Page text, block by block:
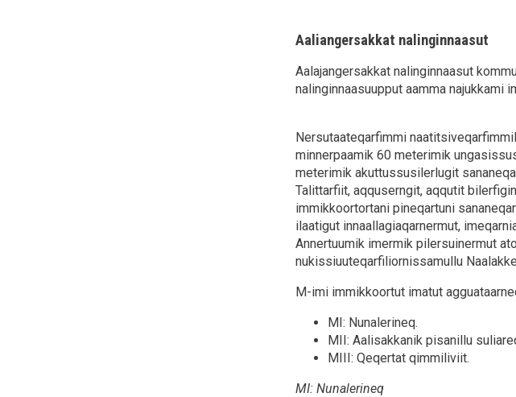
Aaliangersakkat nalinginnaasut
Aalajangersakkat nalinginnaasut
nalinginnaasuupput aamma
Nersutaateqarfimmi
minnerpaamik 60 meterimik
meterimik akuttussusilerlugit
Talittarfiit, aqquserngit, aqqutit
immikkoortortani pineqartuni
ilaatigut innaallagiaqarnermut,
Annertuumik imermik pilersuinermut
nukissiuuteqarfiliornissamullu
M-imi immikkoortut imatut
MI: Nunalerineq.
MII: Aalisakkanik pisanillu
MIII: Qeqertat qimmiliviit.
MI: Nunalerineq